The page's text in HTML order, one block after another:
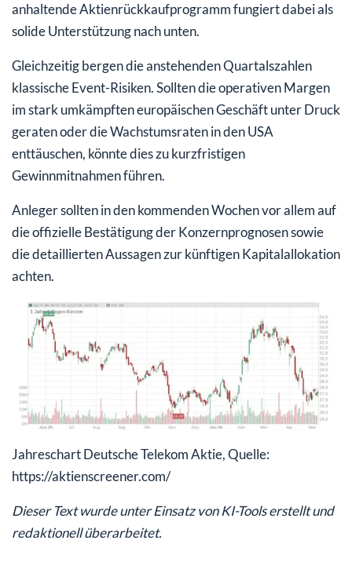
anhaltende Aktienrückkaufprogramm fungiert dabei als
solide Unterstützung nach unten.
Gleichzeitig bergen die anstehenden Quartalszahlen
klassische Event-Risiken. Sollten die operativen Margen
im stark umkämpften europäischen Geschäft unter Druck
geraten oder die Wachstumsraten in den USA
enttäuschen, könnte dies zu kurzfristigen
Gewinnmitnahmen führen.
Anleger sollten in den kommenden Wochen vor allem auf
die offizielle Bestätigung der Konzernprognosen sowie
die detaillierten Aussagen zur künftigen Kapitalallokation
achten.
Jahreschart Deutsche Telekom Aktie, Quelle:
https://aktienscreener.com/
Dieser Text wurde unter Einsatz von KI-Tools erstellt und
redaktionell überarbeitet.